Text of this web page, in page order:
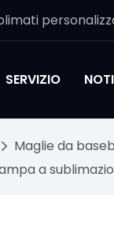
SERVIZIO
Maglie da
a